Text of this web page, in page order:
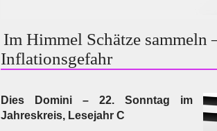
Im Himmel Schätze sammeln
Inflationsgefahr
Dies Domini – 22. Sonntag im
Jahreskreis, Lesejahr C